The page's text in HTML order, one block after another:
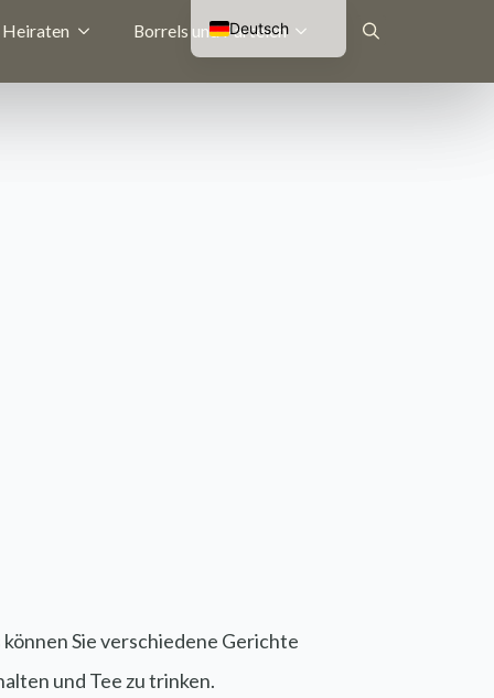
Heiraten Borrels und Parteien
Sie verschiedene Gerichte
und Tee zu trinken.
Deutsch
Nederlands